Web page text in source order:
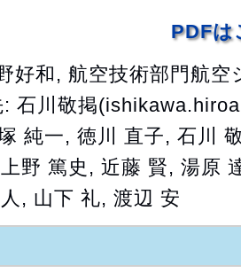
PDFは
好和, 航空技術部門航
: 石川敬掲
純一, 徳川 直子, 石川
野 篤史, 近藤 賢, 湯原
, 山下 礼, 渡辺 安